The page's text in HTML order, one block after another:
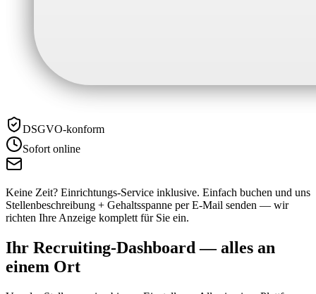
DSGVO-konform
Sofort online
Keine Zeit? Einrichtungs-Service inklusive. Einfach buchen und uns
Stellenbeschreibung + Gehaltsspanne per E-Mail senden — wir
richten Ihre Anzeige komplett für Sie ein.
Ihr Recruiting-Dashboard — alles an
einem Ort